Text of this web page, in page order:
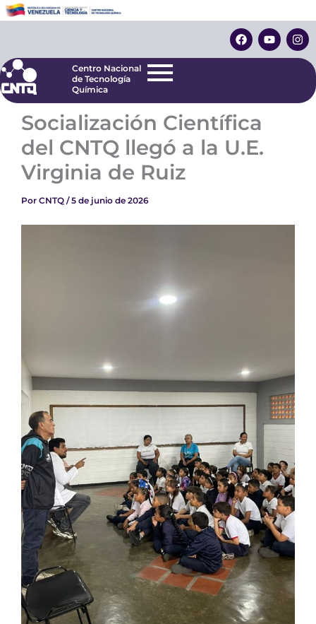
al
F
a
c
o
Y
o
u
e
I
n
s
r
Centro Nacional
de Tecnología
Centro Nacional
de Tecnología
Química
Socialización Científica
del CNTQ llegó a la U.E.
Virginia de Ruiz
Por CNTQ /5 de junio de 2026